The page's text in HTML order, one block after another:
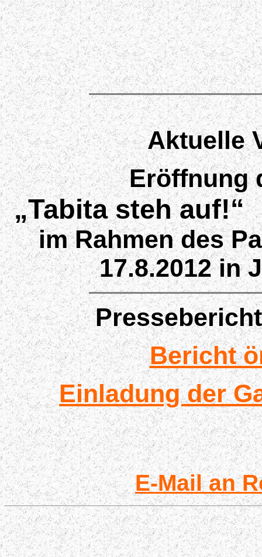
Aktuelle
Eröffnung
„Tabita steh auf!“
im Rahmen des
17.8.2012 in
Bericht
Einladung der
E-Mail an